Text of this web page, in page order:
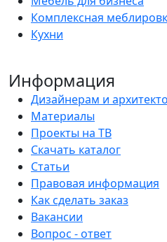
Комплексная
Кухни
Информация
Дизайнерам и
Материалы
Проекты на ТВ
Скачать каталог
Статьи
Правовая информация
Как сделать заказ
Вакансии
Вопрос - ответ